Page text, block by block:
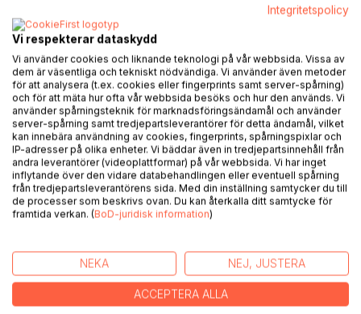
De oförbätterliga är en gripande och stilistiskt stark roman
om ett samiskt barns uppväxt i en verklighet kantad av våld,
tystnad och utsatthet. Med stor känslighet och poetisk
precision skildrar författaren ett barns inre värld, den
tystlåtna styrkan, viljan att skydda sin familj, modet att
uthärda det outhärdliga och förmågan att bevara sin
värdighet trots allt. Språket är både precist och laddat med
symbolik; varje blick, varje röst, varje skavsår bär på en hel
berättelse.
Genom barnets ögon framträder en värld där skönhet och
fasa existerar sida vid sida, likt norrskenet över en
vinternatt. Det som gör berättelsen så stark är inte bara de
envisa glöd.
De oförbätterliga är inte bara en roman, det är en djupt
Integritetspolicy
Vi respekterar dataskydd
Vi använder cookies och liknande teknologi på vår webbsida. Vissa av
dem är väsentliga och tekniskt nödvändiga. Vi använder även metoder
för att analysera (t.ex. cookies eller fingerprints samt server-spårning)
och för att mäta hur ofta vår webbsida besöks och hur den används. Vi
använder spårningsteknik för marknadsföringsändamål och använder
server-spårning samt tredjepartsleverantörer för detta ändamål, vilket
kan innebära användning av cookies, fingerprints, spårningspixlar och
IP-adresser på olika enheter. Vi bäddar även in tredjepartsinnehåll från
andra leverantörer (videoplattformar) på vår webbsida. Vi har inget
inflytande över den vidare databehandlingen eller eventuell spårning
från tredjepartsleverantörens sida. Med din inställning samtycker du till
de processer som beskrivs ovan. Du kan återkalla ditt samtycke för
framtida verkan. (BoD-juridisk information)
NEKA NEJ, JUSTERA
ACCEPTERA ALLA